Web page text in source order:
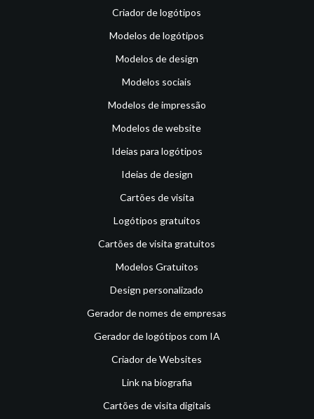
Criador de logótipos
Modelos de logótipos
Modelos de design
Modelos sociais
Modelos de impressão
Modelos de website
Ideias para logótipos
Ideias de design
Cartões de visita
Logótipos gratuitos
Cartões de visita gratuitos
Modelos Gratuitos
Design personalizado
Gerador de nomes de empresas
Gerador de logótipos com IA
Criador de Websites
Link na biografia
Cartões de visita digitais